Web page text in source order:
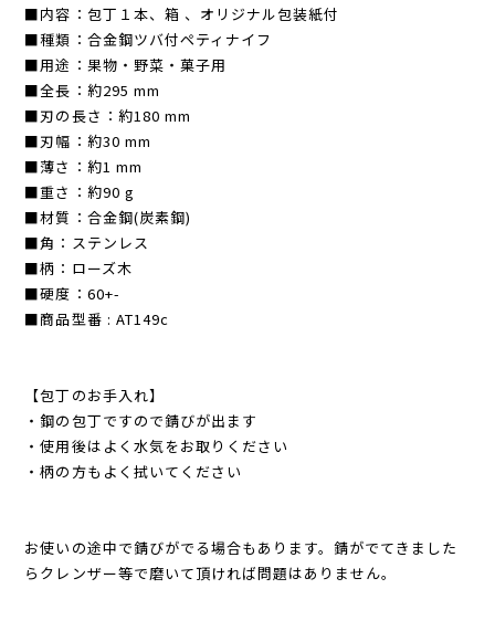
■内容：包丁１本、箱 、オリジナル包装紙付
■種類：合金鋼ツバ付ペティナイフ
■用途：果物・野菜・菓子用
■全長：約295 mm
■刃の長さ：約180 mm
■刃幅：約30 mm
■薄さ：約1 mm
■重さ：約90 g
■材質：合金鋼(炭素鋼)
■角：ステンレス
■柄：ローズ木
■硬度：60+-
■商品型番 : AT149c
【包丁のお手入れ】
・鋼の包丁ですので錆びが出ます
・使用後はよく水気をお取りください
・柄の方もよく拭いてください
お使いの途中で錆びがでる場合もあります。錆がでてきました
らクレンザー等で磨いて頂ければ問題はありません。